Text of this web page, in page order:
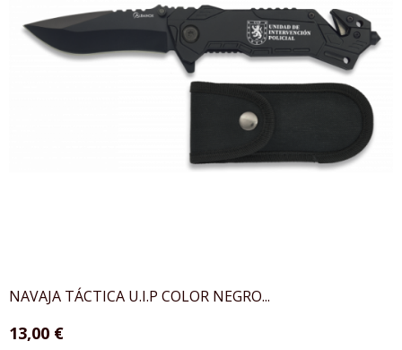
NAVAJA TÁCTICA U.I.P COLOR NEGRO...
13,00 €